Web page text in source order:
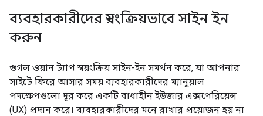
ব্যবহারকারীদের স্বয়ংক্রিয়ভাবে সাইন ইন
করুন
গুগল ওয়ান ট্যাপ স্বয়ংক্রিয় সাইন-ইন সমর্থন করে, যা আপনার
সাইটে ফিরে আসার সময় ব্যবহারকারীদের ম্যানুয়াল
পদক্ষেপগুলো দূর করে একটি বাধাহীন ইউজার এক্সপেরিয়েন্স
(UX) প্রদান করে। ব্যবহারকারীদের মনে রাখার প্রয়োজন হয় না